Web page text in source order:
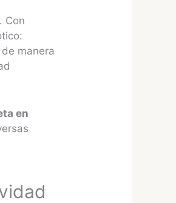
Con
manera
en